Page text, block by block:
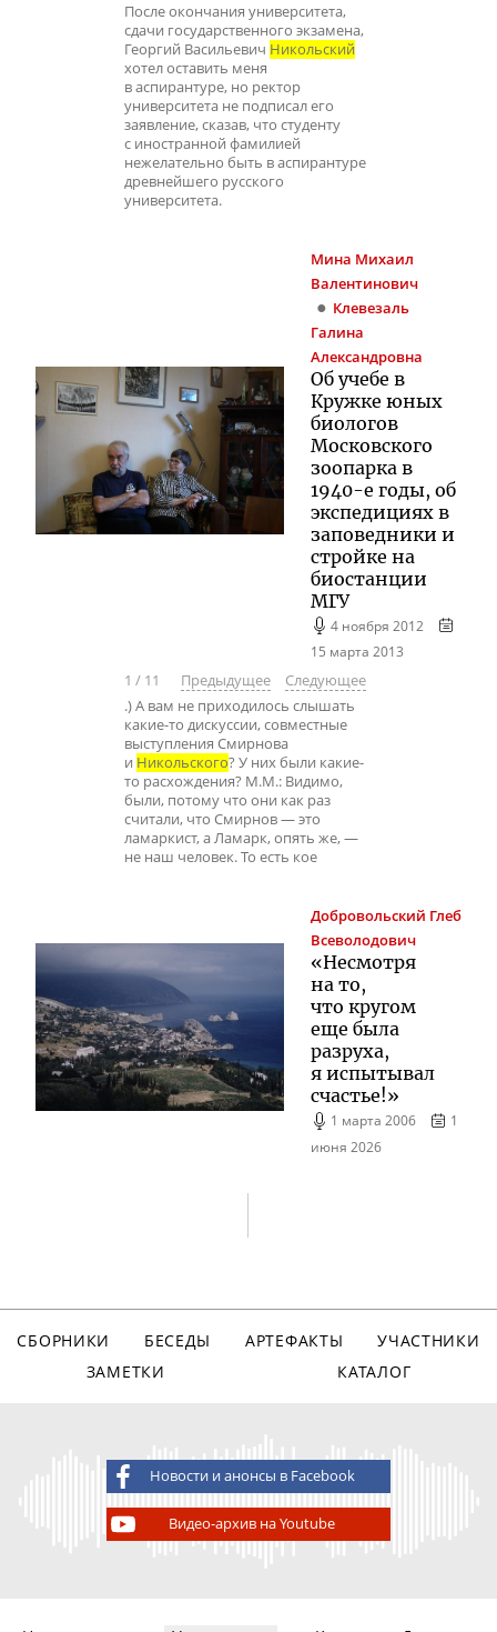
После окончания университета,
сдачи государственного экзамена,
Георгий Васильевич Никольский
хотел оставить меня
в аспирантуре, но ректор
университета не подписал его
заявление, сказав, что студенту
с иностранной фамилией
нежелательно быть в аспирантуре
древнейшего русского
университета.
Мина Михаил
Валентинович
Клевезаль
Галина
Александровна
Об учебе в
Кружке юных
биологов
Московского
зоопарка в
1940-е годы, об
экспедициях в
заповедники и
стройке на
биостанции
МГУ
4 ноября 2012
15 марта 2013
1 / 11 Предыдущее
Следующее
.) А вам не приходилось слышать
какие-то дискуссии, совместные
выступления Смирнова
и Никольского? У них были какие-
то расхождения? М.М.: Видимо,
были, потому что они как раз
считали, что Смирнов — это
ламаркист, а Ламарк, опять же, —
не наш человек. То есть кое
Добровольский Глеб
Всеволодович
«Несмотря
на то,
что кругом
еще была
разруха,
я испытывал
счастье!»
1 марта 2006
1
июня 2026
СБОРНИКИ БЕСЕДЫ АРТЕФАКТЫ
УЧАСТНИКИ
ЗАМЕТКИ
КАТАЛОГ
Новости и анонсы в Facebook
Видео-архив на Youtube